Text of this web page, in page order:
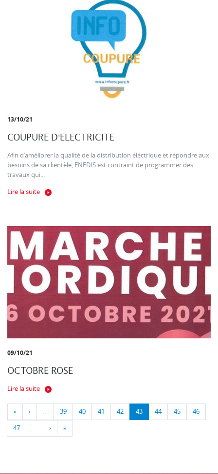
13/10/21
COUPURE D'ELECTRICITE
Afin d’améliorer la qualité de la distribution éléctrique et répondre aux
besoins de sa clientèle, ENEDIS est contraint de programmer des
travaux qui...
Lire la suite
09/10/21
OCTOBRE ROSE
Lire la suite
« ‹ … 39 40 41 42 43 44 45 46
47 … › »